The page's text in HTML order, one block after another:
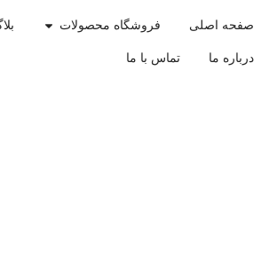
صفحه اصلی فروشگاه محصولات
درباره ما تماس با ما